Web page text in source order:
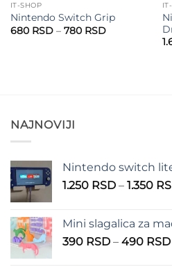
IT-SHOP
Nintendo Switch Grip
680 RSD – 780 RSDRaspon
NAJNOVIJI
Nintendo switch
1.250 RSD – 1.350
Mini slagalica za
390 RSD – 490 RSD